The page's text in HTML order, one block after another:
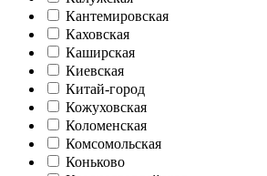
Кантемировская
Каховская
Каширская
Киевская
Китай-город
Кожуховская
Коломенская
Комсомольская
Коньково